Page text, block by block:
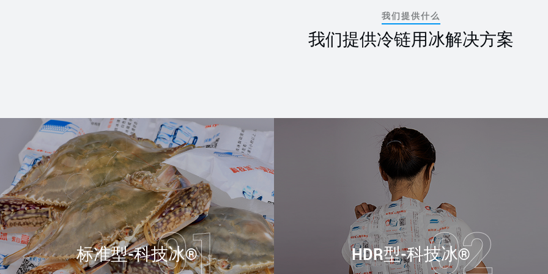
我们提供什么
我们提供冷链用冰解决方案
标准型-科技冰® HDR型-科技冰®